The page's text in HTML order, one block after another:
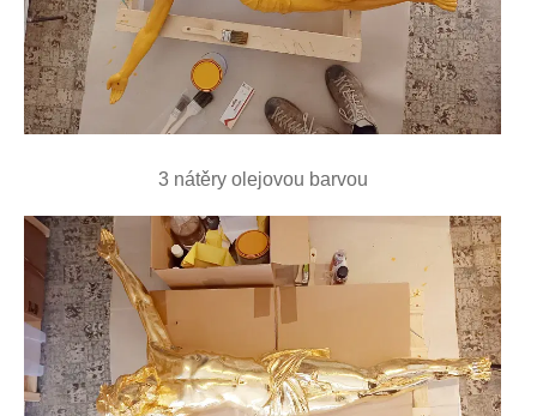
3 nátěry olejovou barvou